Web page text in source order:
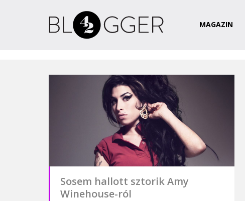
MAGAZIN
Sosem hallott sztorik Amy
Winehouse-ról